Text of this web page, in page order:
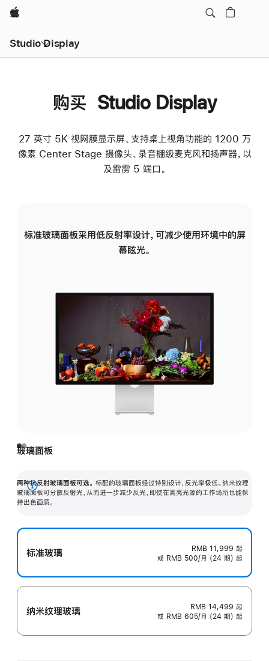
Apple
Studio Display
购买 Studio Display
27 英寸 5K 视网膜显示屏、支持桌上视角功能的 1200 万
像素 Center Stage 摄像头、录音棚级麦克风和扬声器，以
及雷雳 5 端口。
标准玻璃面板采用低反射率设计，可减少使用环境中的屏
幕眩光。
玻璃面板
两种抗反射玻璃面板可选。 标配的玻璃面板经过特别设计，反光率极低。纳米纹理
玻璃面板可分散反射光，从而进一步减少反光，即使在高亮光源的工作场所也能保
持出色画质。
展
开
标准玻璃 RMB 11,999 起
或 RMB 500/月 (24 期) 起
纳米纹理玻璃 RMB 14,499 起
或 RMB 605/月 (24 期) 起